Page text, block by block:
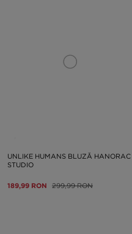
UNLIKE HUMANS BLUZĂ HANORAC
STUDIO
189,99 RON 299,99 RON